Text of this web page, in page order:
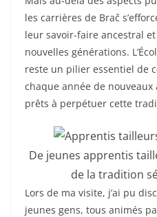
les carrières de Brač
leur savoir-faire ancestral
nouvelles générations.
reste un pilier essentiel de
chaque année de
prêts à perpétuer cette
De jeunes apprentis
de la tradition
Lors de ma visite, j’ai pu
jeunes gens, tous animés